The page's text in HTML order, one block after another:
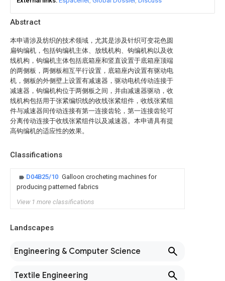
Abstract
本申请涉及纺织的技术领域，尤其是涉及针织可变花色圆
扁钩编机，包括钩编机主体、放线机构、钩编机构以及收
线机构，钩编机主体包括底箱座和竖直设置于底箱座顶端
的两侧板，两侧板相互平行设置，底箱座内设置有驱动电
机，侧板的外侧壁上设置有减速器，驱动电机传动连接于
减速器，钩编机构位于两侧板之间，并由减速器驱动，收
线机构包括用于张紧编织线的收线张紧组件，收线张紧组
件与减速器间传动连接有第一连接齿轮，第一连接齿轮可
分离传动连接于收线张紧组件以及减速器。本申请具有提
高钩编机的适应性的效果。
Classifications
D04B25/10 Galloon crocheting machines for
producing patterned fabrics
View 1 more classifications
Landscapes
Engineering & Computer Science
Textile Engineering